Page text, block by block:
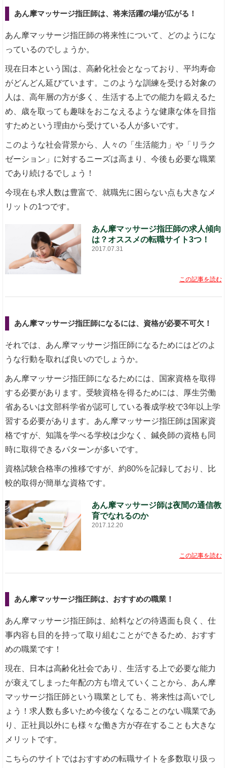
あん摩マッサージ指圧師は、将来活躍の場が広がる！
あん摩マッサージ指圧師の将来性について、どのようにな
っているのでしょうか。
現在日本という国は、高齢化社会となっており、平均寿命
がどんどん延びています。このような訓練を受ける対象の
人は、高年層の方が多く、生活する上での能力を鍛えるた
め、歳を取っても趣味をおこなえるような健康な体を目指
すためという理由から受けている人が多いです。
このような社会背景から、人々の「生活能力」や「リラク
ゼーション」に対するニーズは高まり、今後も必要な職業
であり続けるでしょう！
今現在も求人数は豊富で、就職先に困らない点も大きなメ
リットの1つです。
あん摩マッサージ指圧師の求人傾向
は？オススメの転職サイト3つ！
2017.07.31
この記事を読む
あん摩マッサージ指圧師になるには、資格が必要不可欠！
それでは、あん摩マッサージ指圧師になるためにはどのよ
うな行動を取れば良いのでしょうか。
あん摩マッサージ指圧師になるためには、国家資格を取得
する必要があります。受験資格を得るためには、厚生労働
省あるいは文部科学省が認可している養成学校で3年以上学
習する必要があります。あん摩マッサージ指圧師は国家資
格ですが、知識を学べる学校は少なく、鍼灸師の資格も同
時に取得できるパターンが多いです。
資格試験合格率の推移ですが、約80%を記録しており、比
較的取得が簡単な資格です。
あん摩マッサージ師は夜間の通信教
育でなれるのか
2017.12.20
この記事を読む
あん摩マッサージ指圧師は、おすすめの職業！
あん摩マッサージ指圧師は、給料などの待遇面も良く、仕
事内容も目的を持って取り組むことができるため、おすす
めの職業です！
現在、日本は高齢化社会であり、生活する上で必要な能力
が衰えてしまった年配の方も増えていくことから、あん摩
マッサージ指圧師という職業としても、将来性は高いでし
ょう！求人数も多いため今後なくなることのない職業であ
り、正社員以外にも様々な働き方が存在することも大きな
メリットです。
こちらのサイトではおすすめの転職サイトを多数取り扱っ